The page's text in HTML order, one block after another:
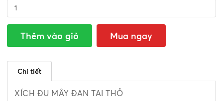
Thêm vào giỏ Mua ngay
Chi tiết
XÍCH ĐU MÂY ĐAN TAI THỎ